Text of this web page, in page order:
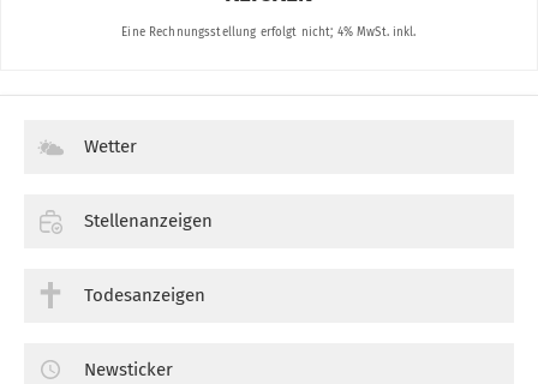
Wetter
Stellenanzeigen
Todesanzeigen
Newsticker